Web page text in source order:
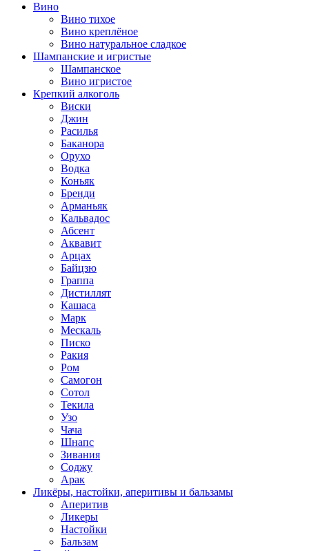
Вино
Вино тихое
Вино креплёное
Вино натуральное сладкое
Шампанские и игристые
Шампанское
Вино игристое
Крепкий алкоголь
Виски
Джин
Расилья
Баканора
Орухо
Водка
Коньяк
Бренди
Арманьяк
Кальвадос
Абсент
Аквавит
Арцах
Байцзю
Граппа
Дистиллят
Кашаса
Марк
Мескаль
Писко
Ракия
Ром
Самогон
Сотол
Текила
Узо
Чача
Шнапс
Зивания
Соджу
Арак
Ликёры, настойки, аперитивы и бальзамы
Аперитив
Ликеры
Настойки
Бальзам